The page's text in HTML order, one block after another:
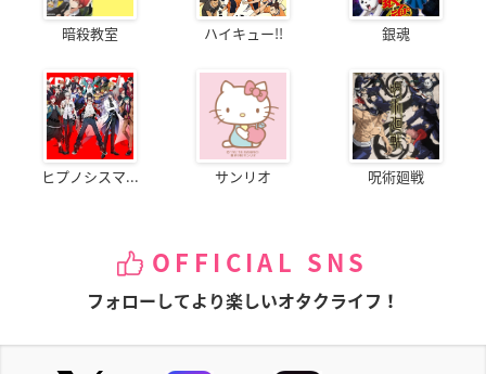
暗殺教室 ハイキュー!! 銀魂
ヒプノシスマ... サンリオ 呪術廻戦
OFFICIAL SNS
フォローしてより楽しいオタクライフ！